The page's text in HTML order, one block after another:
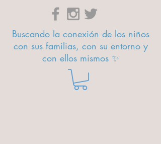
Buscando la conexión de los niños
con sus familias, con su entorno y
con ellos mismos ✨